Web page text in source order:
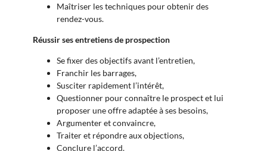
Maîtriser les techniques pour obtenir des
rendez-vous.
Réussir ses entretiens de prospection
Se fixer des objectifs avant l’entretien,
Franchir les barrages,
Susciter rapidement l’intérêt,
Questionner pour connaître le prospect et lui
proposer une offre adaptée à ses besoins,
Argumenter et convaincre,
Traiter et répondre aux objections,
Conclure l’accord.